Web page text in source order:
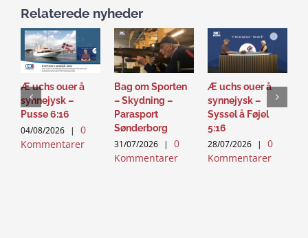
Relaterede nyheder
Æ uchs ouer å
synnejysk –
Pusse 6:16
04/08/2026 |
0
Kommentarer
Bag om Sporten
– Skydning –
Parasport
Sønderborg
31/07/2026 |
0
Kommentarer
Æ uchs ouer å
synnejysk –
Syssel å Føjel
5:16
28/07/2026 |
0
Kommentarer